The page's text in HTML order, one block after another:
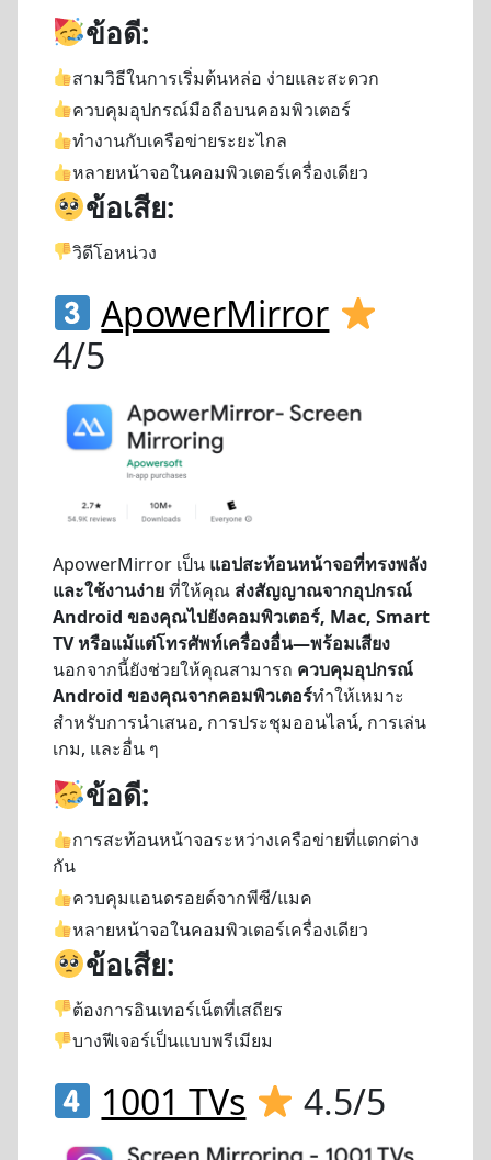
ข้อดี:
สามวิธีในการเริ่มต้นหล่อ ง่ายและสะดวก
ควบคุมอุปกรณ์มือถือบนคอมพิวเตอร์
ทำงานกับเครือข่ายระยะไกล
หลายหน้าจอในคอมพิวเตอร์เครื่องเดียว
ข้อเสีย:
วิดีโอหน่วง
ApowerMirror
4/5
ApowerMirror เป็น แอปสะท้อนหน้าจอที่ทรงพลัง
และใช้งานง่ายที่ให้คุณ ส่งสัญญาณจากอุปกรณ์
Android ของคุณไปยังคอมพิวเตอร์, Mac, Smart
TV หรือแม้แต่โทรศัพท์เครื่องอื่น—พร้อมเสียง
นอกจากนี้ยังช่วยให้คุณสามารถ ควบคุมอุปกรณ์
Android ของคุณจากคอมพิวเตอร์ทำให้เหมาะ
สำหรับการนำเสนอ, การประชุมออนไลน์, การเล่น
เกม, และอื่น ๆ
ข้อดี:
การสะท้อนหน้าจอระหว่างเครือข่ายที่แตกต่าง
กัน
ควบคุมแอนดรอยด์จากพีซี/แมค
หลายหน้าจอในคอมพิวเตอร์เครื่องเดียว
ข้อเสีย:
ต้องการอินเทอร์เน็ตที่เสถียร
บางฟีเจอร์เป็นแบบพรีเมียม
1001 TVs 4.5/5